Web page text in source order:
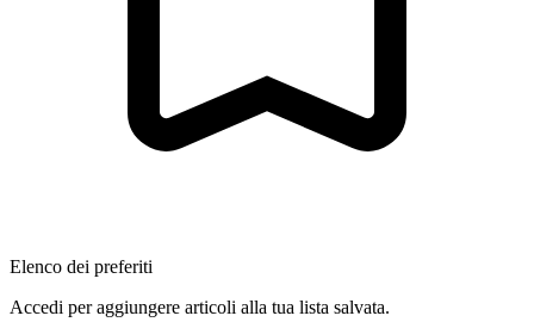
Elenco dei preferiti
Accedi per aggiungere articoli alla tua lista salvata.